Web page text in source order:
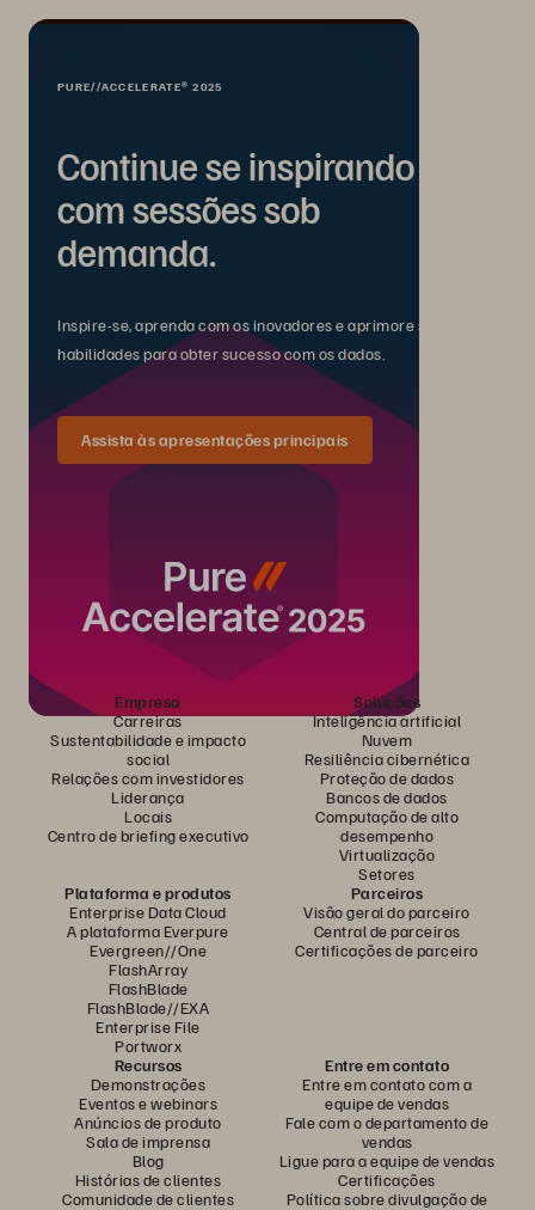
PURE//ACCELERATE® 2025
Continue se inspirando
com sessões sob
demanda.
Inspire-se, aprenda com os inovadores e aprimore suas
habilidades para obter sucesso com os dados.
Assista às apresentações principais
Empresa
Carreiras
Sustentabilidade e impacto
social
Relações com investidores
Liderança
Locais
Centro de briefing executivo
Soluções
Inteligência artificial
Nuvem
Resiliência cibernética
Proteção de dados
Bancos de dados
Computação de alto
desempenho
Virtualização
Setores
Plataforma e produtos
Enterprise Data Cloud
A plataforma Everpure
Evergreen//One
FlashArray
FlashBlade
FlashBlade//EXA
Enterprise File
Portworx
Parceiros
Visão geral do parceiro
Central de parceiros
Certificações de parceiro
Recursos
Demonstrações
Eventos e webinars
Anúncios de produto
Sala de imprensa
Blog
Histórias de clientes
Comunidade de clientes
Entre em contato
Entre em contato com a
equipe de vendas
Fale com o departamento de
vendas
Ligue para a equipe de vendas
Certificações
Política sobre divulgação de